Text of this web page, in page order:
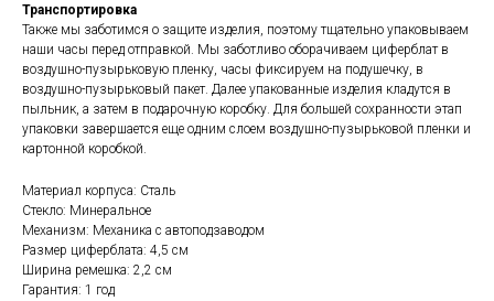
Транспортировка
Также мы заботимся о защите изделия, поэтому тщательно упаковываем
наши часы перед отправкой. Мы заботливо оборачиваем циферблат в
воздушно-пузырьковую пленку, часы фиксируем на подушечку, в
воздушно-пузырьковый пакет. Далее упакованные изделия кладутся в
пыльник, а затем в подарочную коробку. Для большей сохранности этап
упаковки завершается еще одним слоем воздушно-пузырьковой пленки и
картонной коробкой.
Материал корпуса: Сталь
Стекло: Минеральное
Механизм: Механика с автоподзаводом
Размер циферблата: 4,5 см
Ширина ремешка: 2,2 см
Гарантия: 1 год